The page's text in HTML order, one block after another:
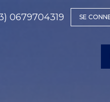
0679704319 SE